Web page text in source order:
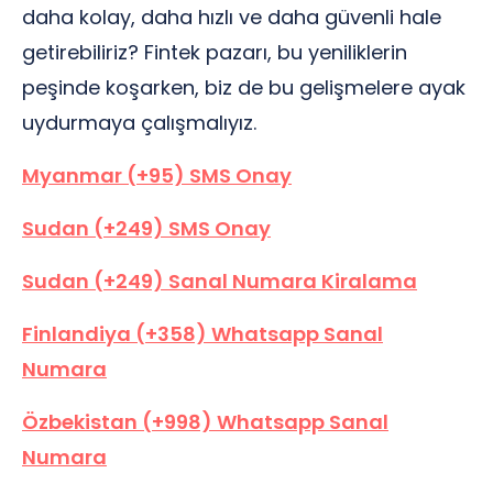
daha kolay, daha hızlı ve daha güvenli hale
getirebiliriz? Fintek pazarı, bu yeniliklerin
peşinde koşarken, biz de bu gelişmelere ayak
uydurmaya çalışmalıyız.
Myanmar (+95) SMS Onay
Sudan (+249) SMS Onay
Sudan (+249) Sanal Numara Kiralama
Finlandiya (+358) Whatsapp Sanal
Numara
Özbekistan (+998) Whatsapp Sanal
Numara